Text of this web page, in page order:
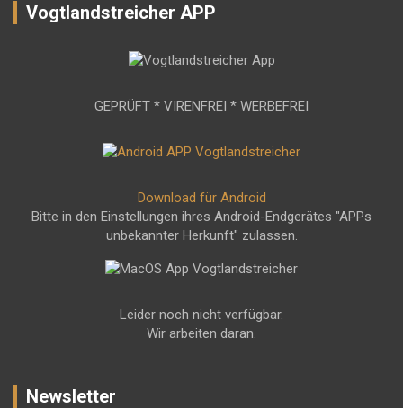
Vogtlandstreicher APP
GEPRÜFT * VIRENFREI * WERBEFREI
Download für Android
Bitte in den Einstellungen ihres Android-Endgerätes "APPs
unbekannter Herkunft" zulassen.
Leider noch nicht verfügbar.
Wir arbeiten daran.
Newsletter